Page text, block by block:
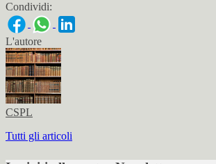
Condividi:
L'autore
CSPL
Tutti gli articoli